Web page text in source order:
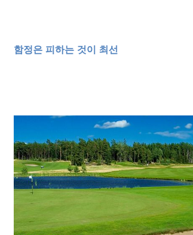
함정은 피하는 것이 최선